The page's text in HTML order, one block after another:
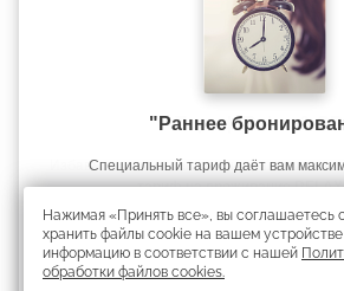
Нажимая «Принять все», вы соглашаетесь
хранить файлы cookie на вашем
информацию в соответствии с нашей
обработки файлов cookies.
Управление делами Президента
Официальный интернет-портал
Президента Республики Беларусь
Республиканское унитарное предприятие
Информация является собственностью гостиницы
Избавьтесь от стресса и напряжения:
тариф на проживание RELAX
"Раннее
Cпециальный тариф даёт вам
Получить скидку
Если Вы планируете длительную поездку
Вас есть специальное
Скидка 45%
Избавьтесь от стресса и напряжения:
тариф на проживание RELAX